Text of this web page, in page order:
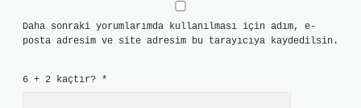
Daha sonraki yorumlarımda kullanılması için adım, e-
posta adresim ve site adresim bu tarayıcıya kaydedilsin.
6 + 2 kaçtır? *